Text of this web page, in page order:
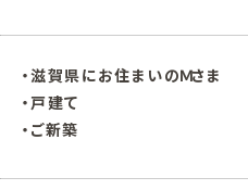
・滋賀県にお住まいのＭさま
・戸建て
・ご新築